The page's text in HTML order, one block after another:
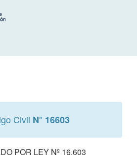
Civil N° 16603
POR LEY Nº 16.603